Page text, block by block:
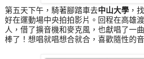
第五天下午，騎著腳踏車去中山大學 ，
好在運動場中央拍拍影片。回程在高雄
人，借了擴音機和麥克風，也獻唱了一
棒了！想唱就唱想合就合，喜歡隨性的音